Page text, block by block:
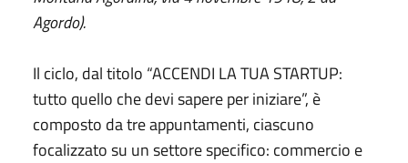
Agordo).
Il ciclo, dal titolo “ACCENDI LA TUA STARTUP:
tutto quello che devi sapere per iniziare”, è
composto da tre appuntamenti, ciascuno
focalizzato su un settore specifico: commercio e